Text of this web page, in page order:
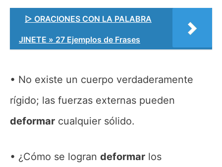
▷ ORACIONES CON LA PALABRA
JINETE » 27 Ejemplos de Frases
No existe un cuerpo verdaderamente
rígido; las fuerzas externas pueden
deformar cualquier sólido.
¿Cómo se logran deformar los